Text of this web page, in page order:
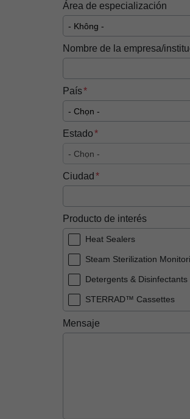
Área de especialización
Nombre de la empresa/
País
Estado
Ciudad
Producto de interés
Heat Sealers
Steam Sterilization
Detergents & Disinfectants
STERRAD™ Cassettes
STERRAD™ Systems
Mensaje